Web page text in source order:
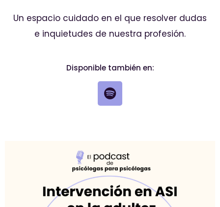
Un espacio cuidado en el que resolver dudas
e inquietudes de nuestra profesión.
Disponible también en: